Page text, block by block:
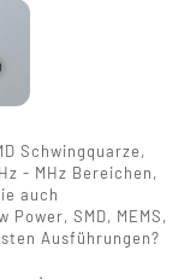
Schwingquarze,
- MHz Bereichen,
auch
SMD, MEMS,
Ausführungen?